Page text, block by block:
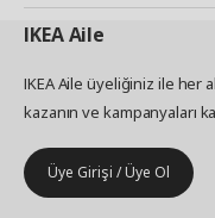
IKEAAile
IKEA Aile üyeliğiniz ile her
kazanın ve kampanyaları
Üye Girişi / Üye Ol